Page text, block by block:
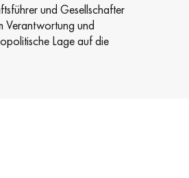
und Gesellschafter
Verantwortung und
Lage auf die